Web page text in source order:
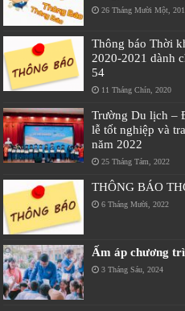
26 Tháng Mười Một,
Thông báo Thời
2020-2021 dành
54
11 Tháng Chín, 2020
Trường Du lịch –
lễ tốt nghiệp và
năm 2022
25 Tháng Tám, 2022
THÔNG BÁO
6 Tháng Mười, 2022
Ấm áp chương
3 Tháng Sáu, 2024